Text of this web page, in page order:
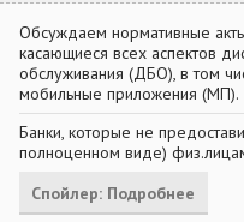
Обсуждаем нормативные
касающиеся всех аспектов
обслуживания (ДБО), в том
мобильные приложения (МП).
Банки, которые не
полноценном виде)
Спойлер: Подробнее